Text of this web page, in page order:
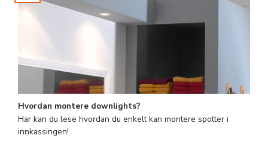
Hvordan montere downlights?
Har kan du lese hvordan du enkelt kan montere spotter i
innkassingen!